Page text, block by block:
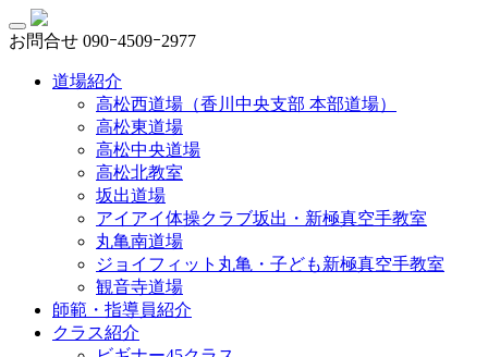
お問合せ 090ｰ4509ｰ2977
道場紹介
高松西道場（香川中央支部 本部道場）
高松東道場
高松中央道場
高松北教室
坂出道場
アイアイ体操クラブ坂出・新極真空手教室
丸亀南道場
ジョイフィット丸亀・子ども新極真空手教室
観音寺道場
師範・指導員紹介
クラス紹介